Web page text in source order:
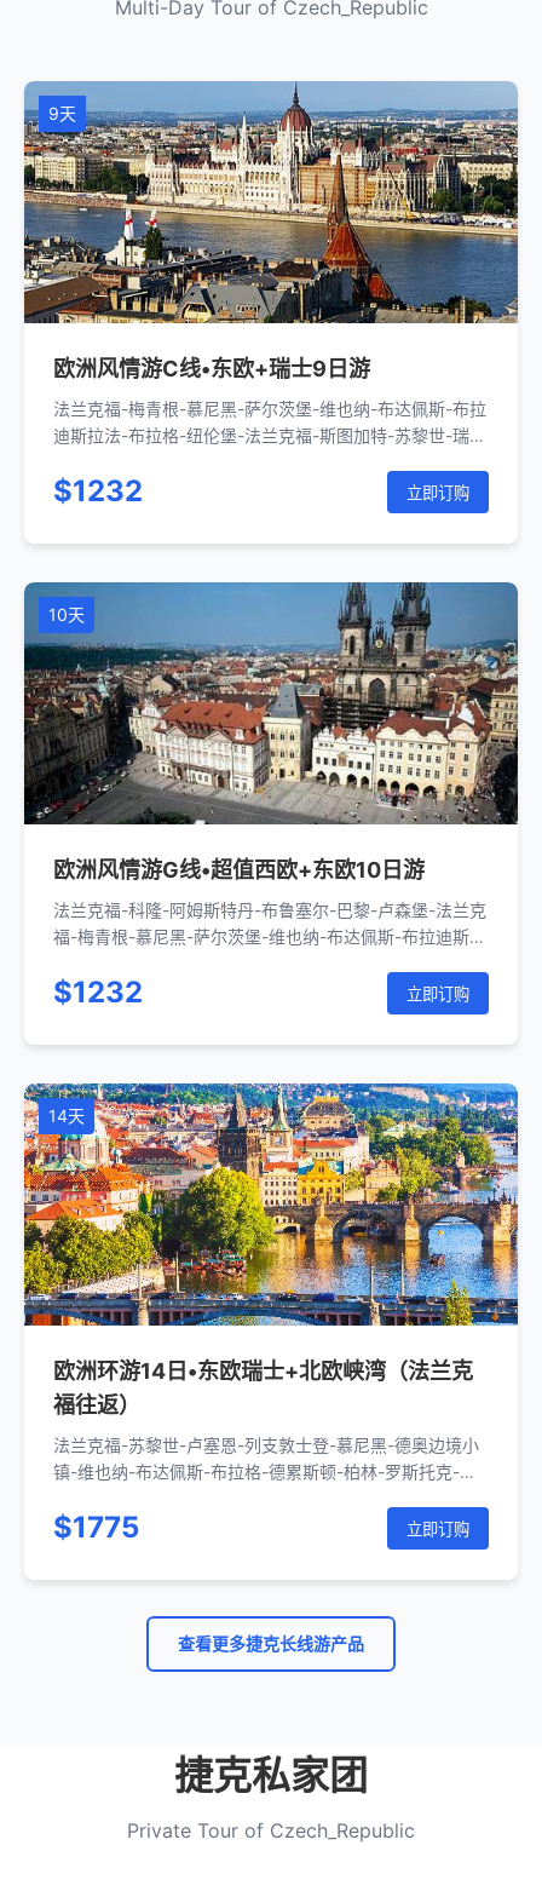
Multi-Day Tour of Czech_Republic
9天
欧洲风情游C线•东欧+瑞士9日游
法兰克福-梅青根-慕尼黑-萨尔茨堡-维也纳-布达佩斯-布拉
迪斯拉法-布拉格-纽伦堡-法兰克福-斯图加特-苏黎世-瑞士
夫豪森-斯图加特-法兰克福
$1232 立即订购
10天
欧洲风情游G线•超值西欧+东欧10日游
法兰克福-科隆-阿姆斯特丹-布鲁塞尔-巴黎-卢森堡-法兰克
福-梅青根-慕尼黑-萨尔茨堡-维也纳-布达佩斯-布拉迪斯拉
$1232 立即订购
14天
欧洲环游14日•东欧瑞士+北欧峡湾（法兰克
福往返）
法兰克福-苏黎世-卢塞恩-列支敦士登-慕尼黑-德奥边境小
镇-维也纳-布达佩斯-布拉格-德累斯顿-柏林-罗斯托克-哥
尔-弗洛姆-居德旺恩-沃斯-卑尔根-努尔黑姆松-埃德菲尤
尔-耶卢-奥斯陆-哥本哈根-罗斯托克-柏林-法兰克福
$1775 立即订购
查看更多捷克长线游产品
捷克私家团
Private Tour of Czech_Republic